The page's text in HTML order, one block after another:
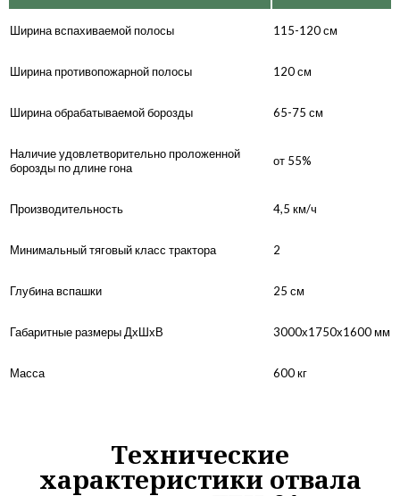
Ширина вспахиваемой полосы 115-120 см
Ширина противопожарной полосы 120 см
Ширина обрабатываемой борозды 65-75 см
Наличие удовлетворительно проложенной
борозды по длине гона
от 55%
Производительность 4,5 км/ч
Минимальный тяговый класс трактора 2
Глубина вспашки 25 см
Габаритные размеры ДхШхВ 3000х1750х1600 мм
Масса 600 кг
Технические
характеристики отвала